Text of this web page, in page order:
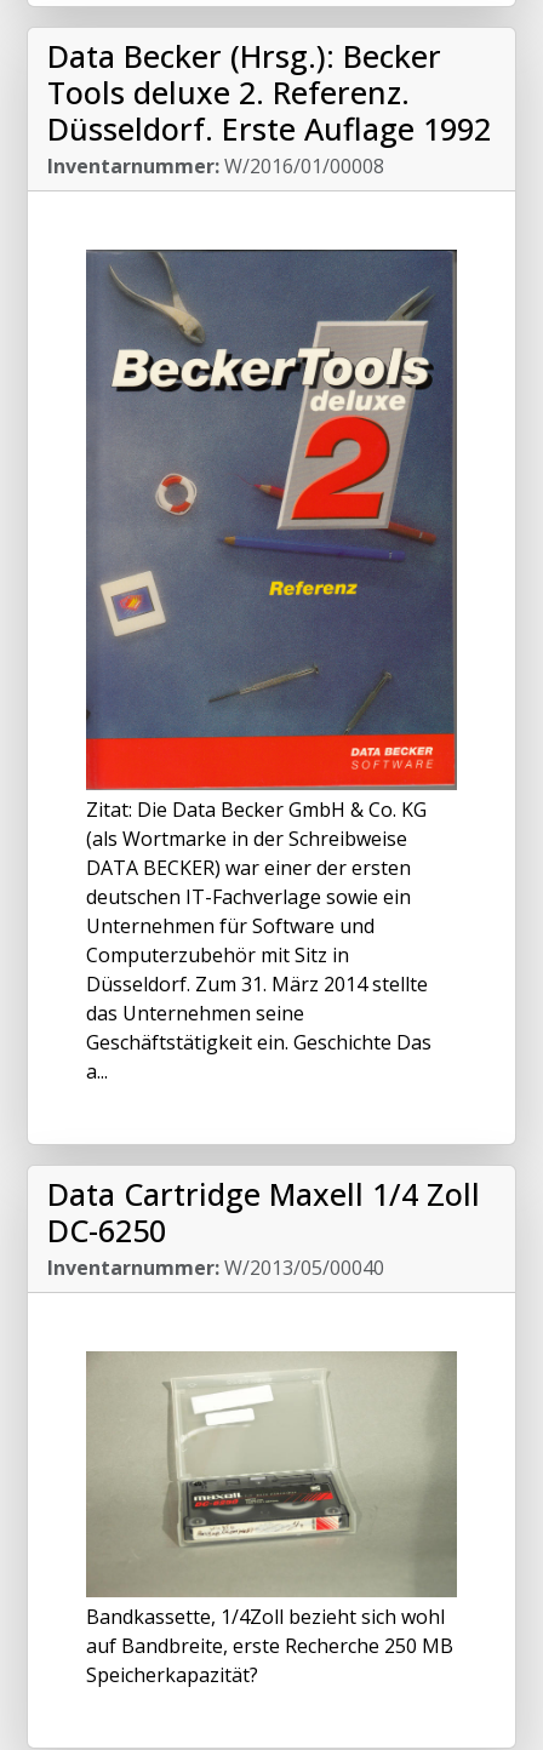
Data Becker (Hrsg.): Becker
Tools deluxe 2. Referenz.
Düsseldorf. Erste Auflage 1992
Inventarnummer:W/2016/01/00008
Zitat: Die Data Becker GmbH & Co. KG
(als Wortmarke in der Schreibweise
DATA BECKER) war einer der ersten
deutschen IT-Fachverlage sowie ein
Unternehmen für Software und
Computerzubehör mit Sitz in
Düsseldorf. Zum 31. März 2014 stellte
das Unternehmen seine
Geschäftstätigkeit ein. Geschichte Das
a...
Data Cartridge Maxell 1/4 Zoll
DC-6250
Inventarnummer:W/2013/05/00040
Bandkassette, 1/4Zoll bezieht sich wohl
auf Bandbreite, erste Recherche 250 MB
Speicherkapazität?